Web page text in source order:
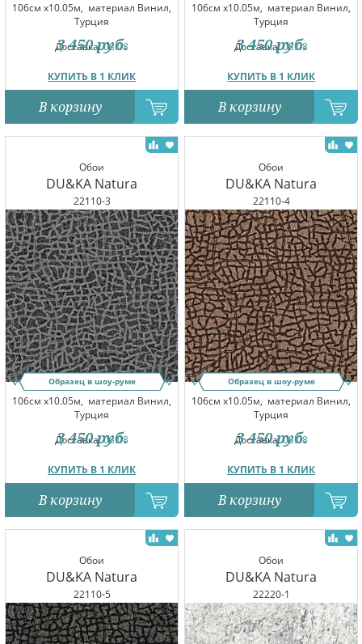
106см x10.05м, материал Винил,
Турция
Доставка:08.08
КУПИТЬ В 1 КЛИК
3 450 руб.
В корзину
106см x10.05м, материал Винил,
Турция
Доставка:08.08
КУПИТЬ В 1 КЛИК
3 450 руб.
В корзину
Обои
DU&KA Natura
22110-3
Образец в шоу-руме
106см x10.05м, материал Винил,
Турция
Доставка:08.08
КУПИТЬ В 1 КЛИК
3 450 руб.
В корзину
Обои
DU&KA Natura
22110-4
Образец в шоу-руме
106см x10.05м, материал Винил,
Турция
Доставка:08.08
КУПИТЬ В 1 КЛИК
3 450 руб.
В корзину
Обои
DU&KA Natura
22110-5
Обои
DU&KA Natura
22220-1